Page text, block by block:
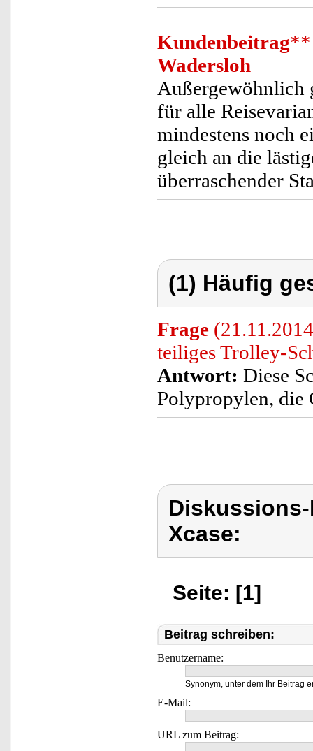
Kundenbeitrag**
Wadersloh
Außergewöhnlich
für alle
mindestens noch
gleich an die
überraschender
(1) Häufig
Frage
teiliges Trolley-
Antwort: Diese
Polypropylen,
Xcase:
Seite: [1]
Beitrag schreiben:
Benutzername:
Synonym, unter dem Ihr Beitrag
E-Mail:
URL zum Beitrag: